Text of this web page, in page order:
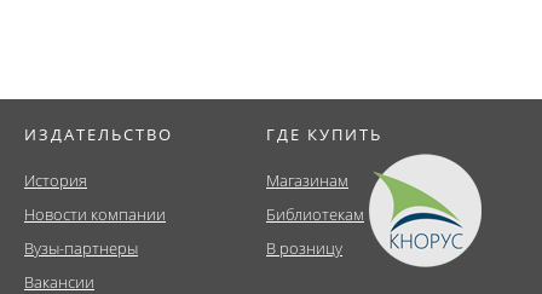
ИЗДАТЕЛЬСТВО
История
Новости компании
Вузы-партнеры
Вакансии
ГДЕ КУПИТЬ
Магазинам
Библиотекам
В розницу